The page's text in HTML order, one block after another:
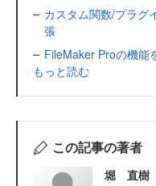
カスタム関数/プラグ
張
FileMaker Proの機能
もっと読む
この記事の著者
堀 直樹